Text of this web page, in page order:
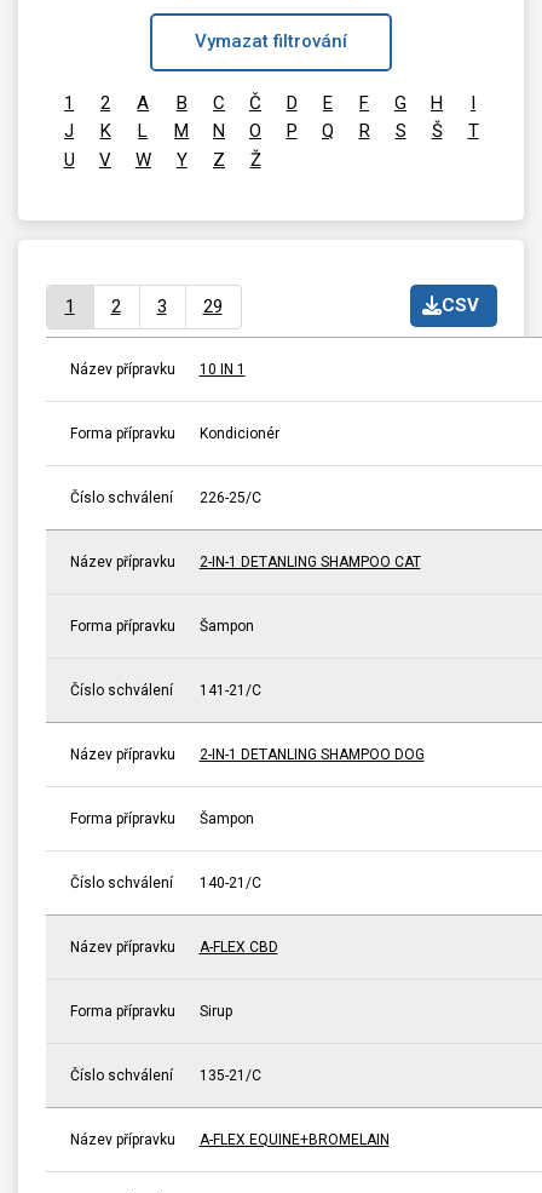
Vymazat filtrování
1 2 A B C Č D E F G H
I
J
K L M N O P Q R S Š
T
U
V W Y Z Ž
CSV
1 2 3 29
Název přípravku 10 IN 1
Forma přípravku Kondicionér
Číslo schválení 226-25/C
Název přípravku 2-IN-1 DETANLING SHAMPOO CAT
Forma přípravku Šampon
Číslo schválení 141-21/C
Název přípravku 2-IN-1 DETANLING SHAMPOO DOG
Forma přípravku Šampon
Číslo schválení 140-21/C
Název přípravku A-FLEX CBD
Forma přípravku Sirup
Číslo schválení 135-21/C
Název přípravku A-FLEX EQUINE+BROMELAIN